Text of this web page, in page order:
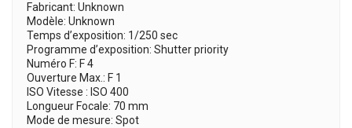
Fabricant: Unknown
Modèle: Unknown
Temps d’exposition: 1/250 sec
Programme d’exposition: Shutter priority
Numéro F: F 4
Ouverture Max.: F 1
ISO Vitesse : ISO 400
Longueur Focale: 70 mm
Mode de mesure: Spot